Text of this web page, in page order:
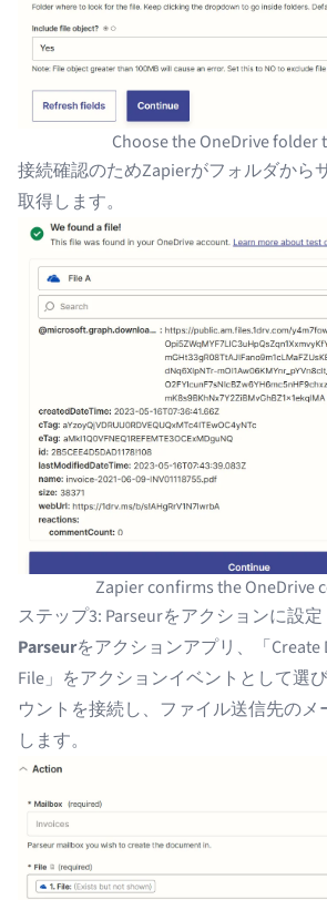
Choose the OneDrive folder
接続確認のためZapierがフォルダから
取得します。
Zapier confirms the OneDrive
ステップ3: Parseurをアクションに設定
Parseurをアクションアプリ、「Create
File」をアクションイベントとして選
ウントを接続し、ファイル送信先の
します。